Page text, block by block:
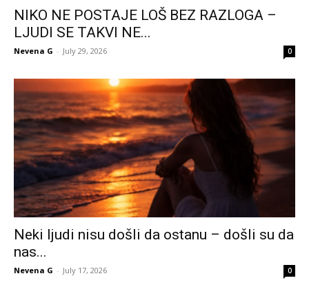
NIKO NE POSTAJE LOŠ BEZ RAZLOGA –
LJUDI SE TAKVI NE...
Nevena G - July 29, 2026 0
Neki ljudi nisu došli da ostanu – došli su da
nas...
Nevena G - July 17, 2026 0